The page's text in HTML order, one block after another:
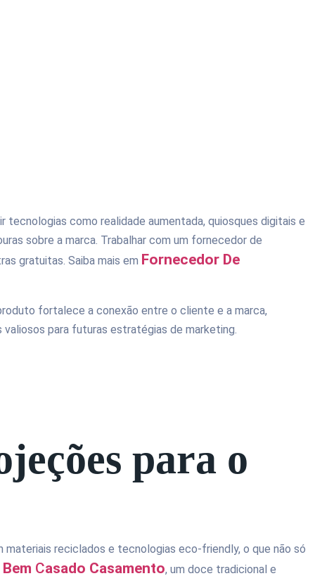
como realidade aumentada, quiosques digitais e
sobre a marca. Trabalhar com um fornecedor de
gratuitas. Saiba mais em Fornecedor De
fortalece a conexão entre o cliente e a marca,
para futuras estratégias de marketing.
para o
reciclados e tecnologias eco-friendly, o que não só
Bem CAsado Casamento, um doce tradicional e